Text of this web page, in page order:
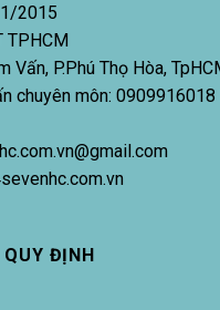
2015
TPHCM
Vấn, P.Phú Thọ Hòa,
chuyên môn: 0909916018
ĐỊNH